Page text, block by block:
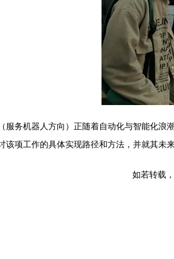
服务机器人方向）正随着自动化与智能化
该项工作的具体实现路径和方法，并就其
如若转载